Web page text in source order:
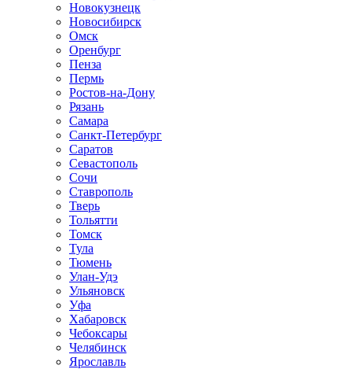
Новокузнецк
Новосибирск
Омск
Оренбург
Пенза
Пермь
Ростов-на-Дону
Рязань
Самара
Санкт-Петербург
Саратов
Севастополь
Сочи
Ставрополь
Тверь
Тольятти
Томск
Тула
Тюмень
Улан-Удэ
Ульяновск
Уфа
Хабаровск
Чебоксары
Челябинск
Ярославль